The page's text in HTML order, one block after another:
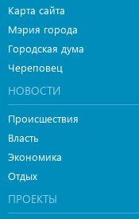
Карта сайта
Мэрия города
Городская дума
Череповец
НОВОСТИ
Происшествия
Власть
Экономика
Отдых
ПРОЕКТЫ